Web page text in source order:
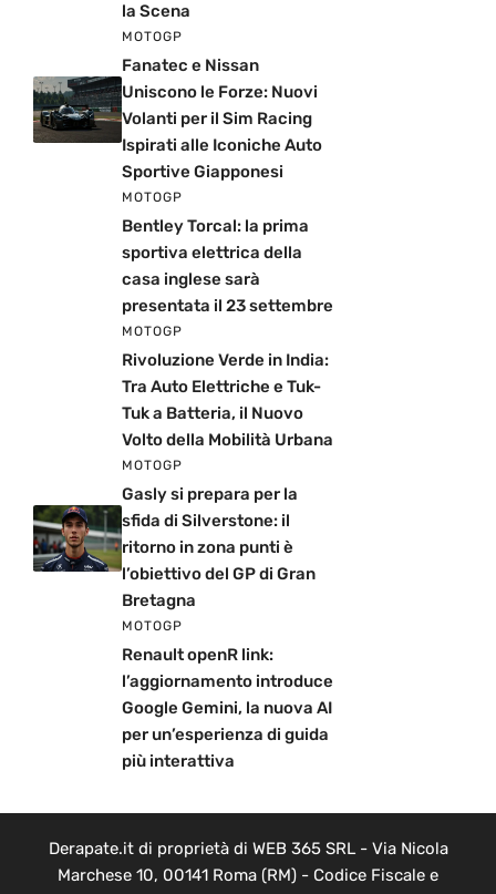
la Scena
MOTOGP
Fanatec e Nissan
Uniscono le Forze: Nuovi
Volanti per il Sim Racing
Ispirati alle Iconiche Auto
Sportive Giapponesi
MOTOGP
Bentley Torcal: la prima
sportiva elettrica della
casa inglese sarà
presentata il 23 settembre
MOTOGP
Rivoluzione Verde in India:
Tra Auto Elettriche e Tuk-
Tuk a Batteria, il Nuovo
Volto della Mobilità Urbana
MOTOGP
Gasly si prepara per la
sfida di Silverstone: il
ritorno in zona punti è
l’obiettivo del GP di Gran
Bretagna
MOTOGP
Renault openR link:
l’aggiornamento introduce
Google Gemini, la nuova AI
per un’esperienza di guida
più interattiva
Derapate.it di proprietà di WEB 365 SRL - Via Nicola
Marchese 10, 00141 Roma (RM) - Codice Fiscale e